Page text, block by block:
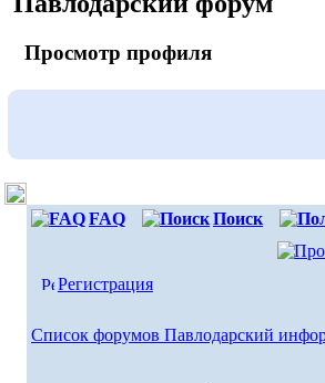
Просмотр профиля
FAQ Поиск
Регистрация
Список форумов Павлодарский